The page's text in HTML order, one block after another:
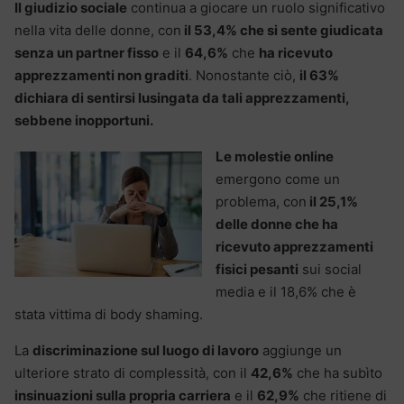
Il giudizio sociale continua a giocare un ruolo significativo
nella vita delle donne, con il 53,4% che si sente giudicata
senza un partner fisso e il 64,6% che ha ricevuto
apprezzamenti non graditi. Nonostante ciò, il 63%
dichiara di sentirsi lusingata da tali apprezzamenti,
sebbene inopportuni.
Le molestie online
emergono come un
problema, con il 25,1%
delle donne che ha
ricevuto apprezzamenti
fisici pesanti sui social
media e il 18,6% che è
stata vittima di body shaming.
La discriminazione sul luogo di lavoro aggiunge un
ulteriore strato di complessità, con il 42,6% che ha subìto
insinuazioni sulla propria carriera e il 62,9% che ritiene di